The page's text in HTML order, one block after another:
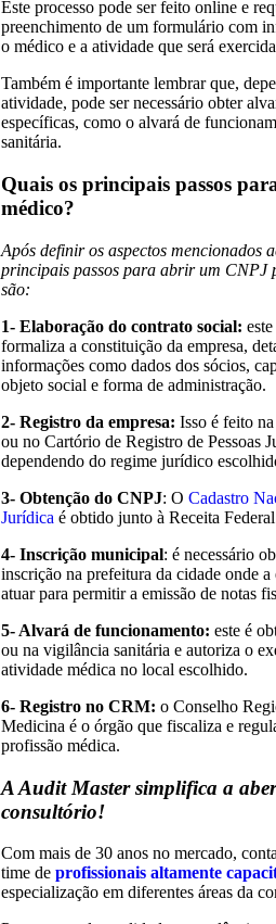
Este processo pode ser feito online e
preenchimento de um formulário com
o médico e a atividade que será
Também é importante lembrar que,
atividade, pode ser necessário obter
específicas, como o alvará de
sanitária.
Quais os principais passos
médico?
Após definir os aspectos mencionados
principais passos para abrir um CNPJ
são:
1- Elaboração do contrato social:
formaliza a constituição da empresa,
informações como dados dos sócios,
objeto social e forma de administração.
2- Registro da empresa: Isso é feito
ou no Cartório de Registro de Pessoas
dependendo do regime jurídico
3- Obtenção do CNPJ: O Cadastro
Jurídica é obtido junto à Receita
4- Inscrição municipal: é necessário
inscrição na prefeitura da cidade onde a
atuar para permitir a emissão de notas
5- Alvará de funcionamento: este é
ou na vigilância sanitária e autoriza o
atividade médica no local escolhido.
6- Registro no CRM: o Conselho
Medicina é o órgão que fiscaliza e
profissão médica.
A Audit Master simplifica a
consultório!
Com mais de 30 anos no mercado,
time de profissionais altamente
especialização em diferentes áreas da